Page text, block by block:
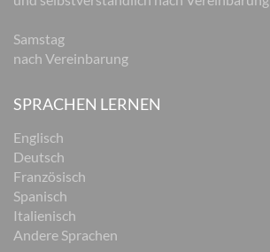
Samstag
nach Vereinbarung
SPRACHEN LERNEN
Englisch
Deutsch
Französisch
Spanisch
Italienisch
Andere Sprachen